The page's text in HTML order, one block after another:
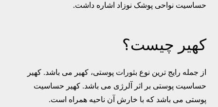
حساسیت نواحی پوشک نوزاد اشاره داشت.
کهیر چیست؟
از جمله رایج ترین نوع بثورات پوستی، کهیر می باشد. کهیر
حساسیت پوستی بر اثر آلرژی می باشد. کهیر حساسیت
پوستی می باشد که با خارش آن ناحیه همراه است.